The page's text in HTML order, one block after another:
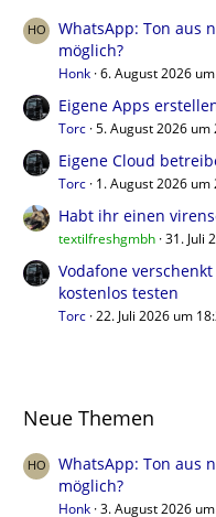
WhatsApp: Ton aus
möglich?
Honk 6. August 2026
Eigene Apps
Torc 5. August 2026 um
Eigene Cloud
Torc 1. August 2026 um
Habt ihr einen
textilfreshgmbh 31. Juli
Vodafone
kostenlos testen
Torc 22. Juli 2026 um
Neue Themen
WhatsApp: Ton aus
möglich?
Honk 3. August 2026